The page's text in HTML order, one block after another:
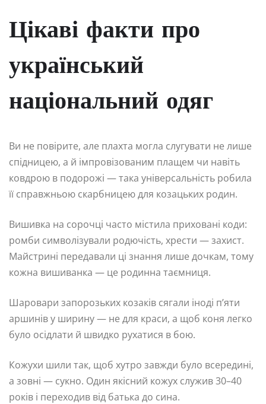
Цікаві факти про
український
національний одяг
Ви не повірите, але плахта могла слугувати не лише
спідницею, а й імпровізованим плащем чи навіть
ковдрою в подорожі — така універсальність робила
її справжньою скарбницею для козацьких родин.
Вишивка на сорочці часто містила приховані коди:
ромби символізували родючість, хрести — захист.
Майстрині передавали ці знання лише дочкам, тому
кожна вишиванка — це родинна таємниця.
Шаровари запорозьких козаків сягали іноді п’яти
аршинів у ширину — не для краси, а щоб коня легко
було осідлати й швидко рухатися в бою.
Кожухи шили так, щоб хутро завжди було всередині,
а зовні — сукно. Один якісний кожух служив 30–40
років і переходив від батька до сина.